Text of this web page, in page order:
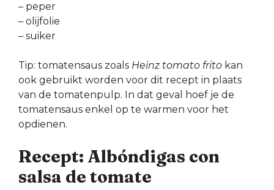
– peper
– olijfolie
– suiker
Tip: tomatensaus zoals Heinz tomato frito kan
ook gebruikt worden voor dit recept in plaats
van de tomatenpulp. In dat geval hoef je de
tomatensaus enkel op te warmen voor het
opdienen.
Recept: Albóndigas con
salsa de tomate